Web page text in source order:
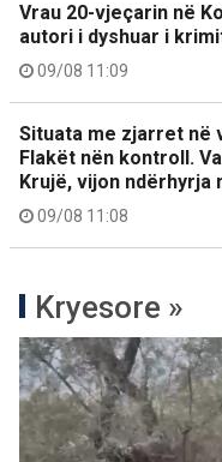
Vrau 20-vjeçarin në
autori i dyshuar i
09/08 11:09
Situata me zjarret në
Flakët nën kontroll.
Krujë, vijon ndërhyrja
09/08 11:08
Kryesore »